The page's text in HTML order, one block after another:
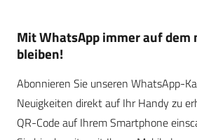
Mit WhatsApp immer auf dem
bleiben!
Abonnieren Sie unseren WhatsApp-
Neuigkeiten direkt auf Ihr Handy zu
QR-Code auf Ihrem Smartphone